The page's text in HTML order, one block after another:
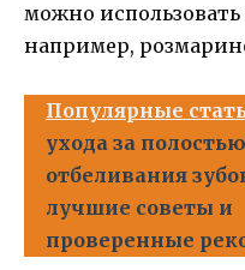
можно использовать
например,
Популярные
ухода за
отбеливания
лучшие советы и
проверенные